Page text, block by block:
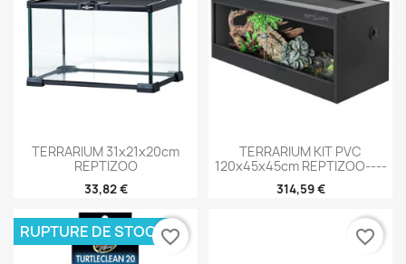
TERRARIUM 31x21x20cm
REPTIZOO
33,82 €
TERRARIUM KIT PVC
120x45x45cm REPTIZOO----
314,59 €
RUPTURE DE STOCKfavorite_border favorite_border